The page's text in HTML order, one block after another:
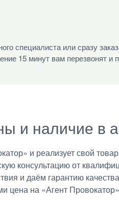
специалиста или сразу
15 минут вам перезвонят и
и наличие в
и реализует свой
консультацию от
и даём гарантию
цена на «Агент